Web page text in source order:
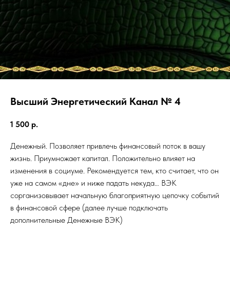
Высший Энергетический Канал № 4
1 500 р.
Денежный. Позволяет привлечь финансовый поток в вашу
жизнь. Приумножает капитал. Положительно влияет на
изменения в социуме. Рекомендуется тем, кто считает, что он
уже на самом «дне» и ниже падать некуда… ВЭК
сорганизовывает начальную благоприятную цепочку событий
в финансовой сфере (далее лучше подключать
дополнительные Денежные ВЭК)